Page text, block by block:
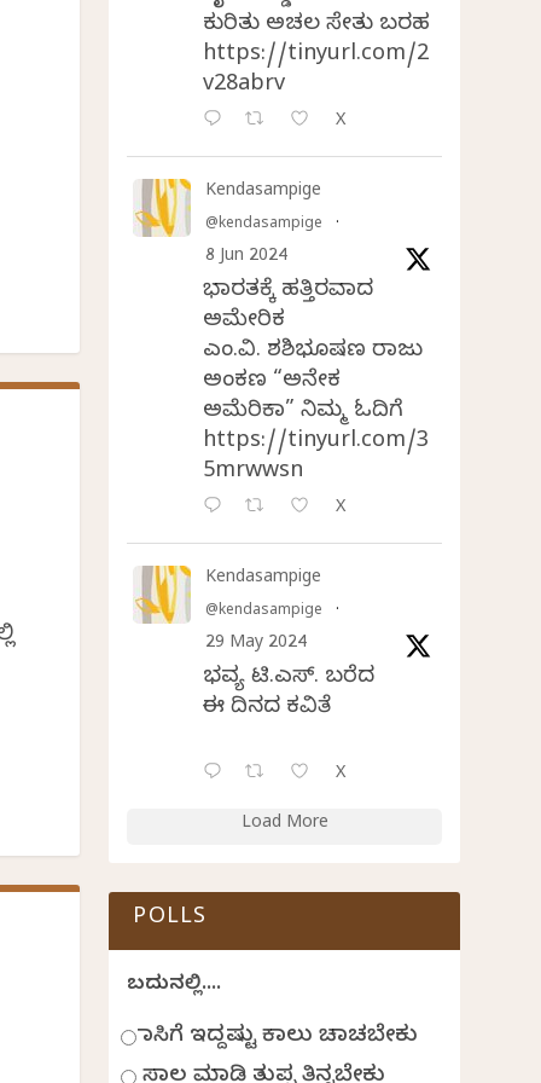
ಕುರಿತು ಅಚಲ ಸೇತು ಬರಹ
https://tinyurl.com/2
v28abrv
X
Kendasampige
@kendasampige ·
8 Jun 2024
ಭಾರತಕ್ಕೆ ಹತ್ತಿರವಾದ
ಅಮೇರಿಕ
ಎಂ.ವಿ. ಶಶಿಭೂಷಣ ರಾಜು
ಅಂಕಣ “ಅನೇಕ
ಅಮೆರಿಕಾ” ನಿಮ್ಮ ಓದಿಗೆ
https://tinyurl.com/3
5mrwwsn
X
Kendasampige
@kendasampige ·
29 May 2024
ಭವ್ಯ ಟಿ.ಎಸ್. ಬರೆದ
ಈ ದಿನದ ಕವಿತೆ
X
Load More
POLLS
ಬದುಕಿನಲ್ಲಿ....
ಹಾಸಿಗೆ ಇದ್ದಷ್ಟು ಕಾಲು ಚಾಚಬೇಕು